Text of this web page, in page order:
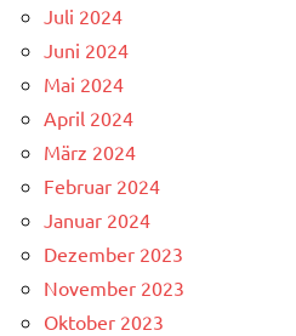
Juli 2024
Juni 2024
Mai 2024
April 2024
März 2024
Februar 2024
Januar 2024
Dezember 2023
November 2023
Oktober 2023